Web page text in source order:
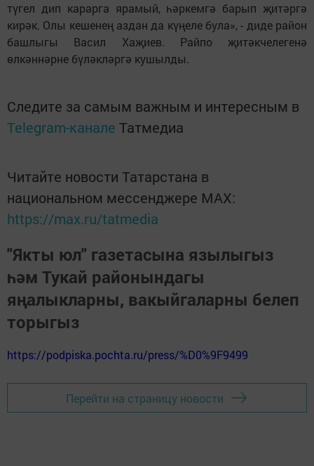
түгел дип карарга ярамый, һәркемгә барып җитәргә
кирәк. Олы кешенең аздан да күңеле була», - диде район
башлыгы Васил Хаҗиев. Райпо җитәкчелегенә
өлкәннәрне бүләкләргә кушылды.
Следите за самым важным и интересным в
Telegram-канале Татмедиа
Читайте новости Татарстана в
национальном мессенджере MАХ:
https://max.ru/tatmedia
"Якты юл" газетасына язылыгыз
һәм Тукай районындагы
яңалыкларны, вакыйгаларны белеп
торыгыз
https://podpiska.pochta.ru/press/%D0%9F9499
Перейти на страницу новости